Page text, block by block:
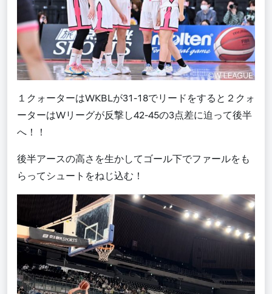
１クォーターはWKBLが31-18でリードをすると２クォ
ーターはWリーグが反撃し42-45の3点差に迫って後半
へ！！
後半アースの高さを生かしてゴール下でファールをも
らってシュートをねじ込む！